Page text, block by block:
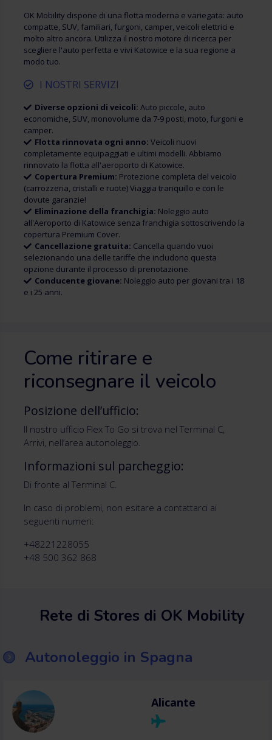
OK Mobility dispone di una flotta moderna e variegata: auto
compatte, SUV, familiari, furgoni, camper, veicoli elettrici e
molto altro ancora. Utilizza il nostro motore di ricerca per
scegliere l'auto perfetta e vivi Katowice e la sua regione a
modo tuo.
I NOSTRI SERVIZI
Diverse opzioni di veicoli: Auto piccole, auto
economiche, SUV, monovolume da 7-9 posti, moto, furgoni e
camper.
Flotta rinnovata ogni anno: Veicoli nuovi
completamente equipaggiati e ultimi modelli. Abbiamo
rinnovato la flotta all'aeroporto di Katowice.
Copertura Premium: Protezione completa del veicolo
(carrozzeria, cristalli e ruote) Viaggia tranquillo e con le
dovute garanzie!
Eliminazione della franchigia: Noleggio auto
all'Aeroporto di Katowice senza franchigia sottoscrivendo la
copertura Premium Cover.
Cancellazione gratuita: Cancella quando vuoi
selezionando una delle tariffe che includono questa
opzione durante il processo di prenotazione.
Conducente giovane: Noleggio auto per giovani tra i 18
e i 25 anni.
Come ritirare e
riconsegnare il veicolo
Posizione dell’ufficio:
Il nostro ufficio Flex To Go si trova nel Terminal C,
Arrivi, nell’area autonoleggio.
Informazioni sul parcheggio:
Di fronte al Terminal C.
In caso di problemi, non esitare a contattarci ai
seguenti numeri:
+48221228055
+48 500 362 868
Rete di Stores di OK Mobility
Autonoleggio in Spagna
Alicante